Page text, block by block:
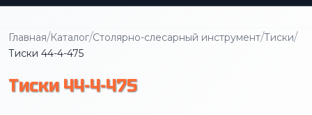
Главная/Каталог/Столярно-слесарный инструмент/Тиски/
Тиски 44-4-475
Тиски 44-4-475